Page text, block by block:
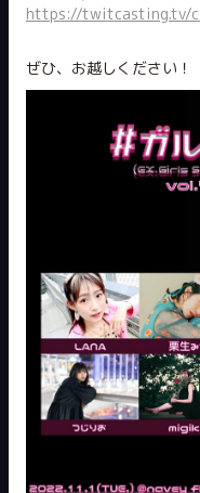
https://twitcasting.tv/
ぜひ、お越しください！